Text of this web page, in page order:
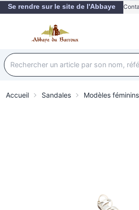
Se rendre sur le site de l'Abbaye
Accueil Sandales Modèles féminins